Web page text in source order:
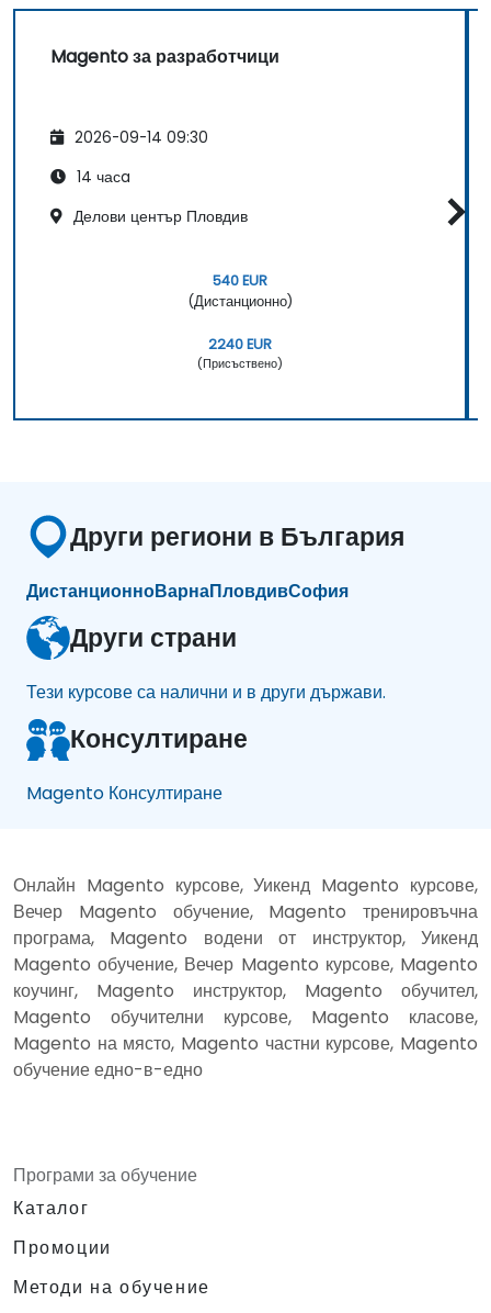
Magento за разработчици
2026-09-14 09:30
14 часa
Делови център Пловдив
540 EUR
(Дистанционно)
2240 EUR
(Присъствено)
Други региони в България
ДистанционноВарнаПловдивСофия
Други страни
Тези курсове са налични и в други държави.
Консултиране
Magento Консултиране
Онлайн Magento курсове, Уикенд Magento курсове,
Вечер Magento обучение, Magento тренировъчна
програма, Magento водени от инструктор, Уикенд
Magento обучение, Вечер Magento курсове, Magento
коучинг, Magento инструктор, Magento обучител,
Magento обучителни курсове, Magento класове,
Magento на място, Magento частни курсове, Magento
обучение едно-в-едно
Програми за обучение
Каталог
Промоции
Методи на обучение